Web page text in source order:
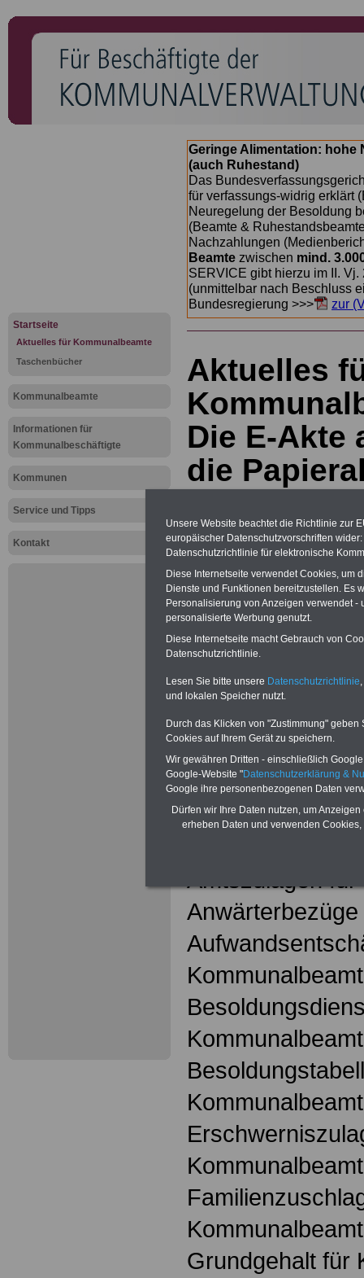
Startseite
Aktuelles für Kommunalbeamte
Taschenbücher
Kommunalbeamte
Informationen für
Kommunalbeschäftigte
Kommunen
Service und Tipps
Kontakt
Geringe Alimentation: hohe
(auch Ruhestand)
Das
für verfassungs-widrig erklärt
Neuregelung der Besoldung
(Beamte &
Nachzahlungen
Beamte zwischen mind.
SERVICE gibt hierzu im II.
(unmittelbar nach Beschluss
Bundesregierung >>>
zur
Aktuelles
Die E-Akte
die
& eBooks für den Öffentlichen Dienst
oder Beamte zum Komplettpreis von
15 Euro im Jahr - auch für
Verwaltunggeeignet. Sie können
alle Bücher und eBooks
herunterladen, lesen und
ausdrucken: Wissenswertes zum
Beamtenversorgung,Tarifrecht,
Nebentätig-keitsrecht, Berufseinstieg
>>>mehr Informationen
Mehr
hier
Amtszulagen
Grundgehalt für
Unsere Website beachtet die Richtlinie zur
europäischer Datenschutzvorschriften
Datenschutzrichtlinie für elektronische
Diese Internetseite verwendet Cookies, um
Dienste und Funktionen bereitzustellen. Es
Personalisierung von Anzeigen verwendet
personalisierte Werbung genutzt.
Diese Internetseite macht Gebrauch von
Datenschutzrichtlinie.
Lesen Sie bitte unsere Datenschutzrichtlinie
und lokalen Speicher nutzt.
Durch das Klicken von "Zustimmung"
Cookies auf Ihrem Gerät zu speichern.
Wir gewähren Dritten - einschließlich
Google-Website "Datenschutzerklärung &
Google ihre personenbezogenen Daten
Dürfen wir Ihre Daten nutzen, um
erheben Daten und verwenden